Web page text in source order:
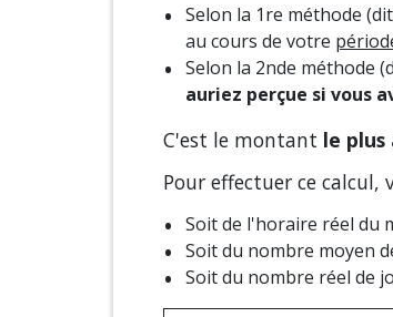
Selon la 1re méthode
au cours de votre
Selon la 2nde méthode
auriez perçue si vous
C'est le montant le
Pour effectuer ce
Soit de l'horaire réel du
Soit du nombre moyen
Soit du nombre réel de